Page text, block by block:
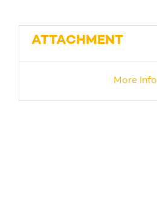
ATTACHMENT
More Info